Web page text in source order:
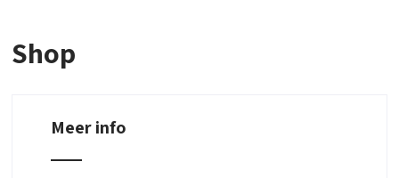
Shop
Meer info